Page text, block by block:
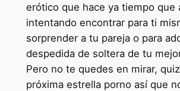
erótico que hace ya tiempo que
intentando encontrar para ti
sorprender a tu pareja o para
despedida de soltera de tu
Pero no te quedes en mirar,
próxima estrella porno así que